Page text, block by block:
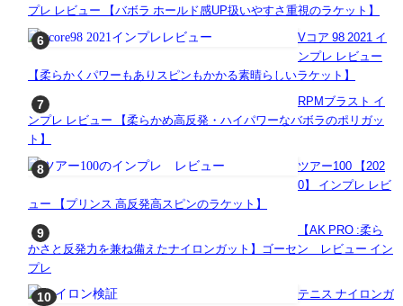
プレ レビュー 【バボラ ホールド感UP扱いやすさ重視のラケット】
Vコア 98 2021 イ
ンプレ レビュー
【柔らかくパワーもありスピンもかかる素晴らしいラケット】
RPMブラスト イ
ンプレ レビュー 【柔らかめ高反発・ハイパワーなバボラのポリガッ
ト】
ツアー100 【202
0】 インプレ レビ
ュー 【プリンス 高反発高スピンのラケット】
【AK PRO :柔ら
かさと反発力を兼ね備えたナイロンガット】ゴーセン レビュー イン
プレ
テニス ナイロンガ